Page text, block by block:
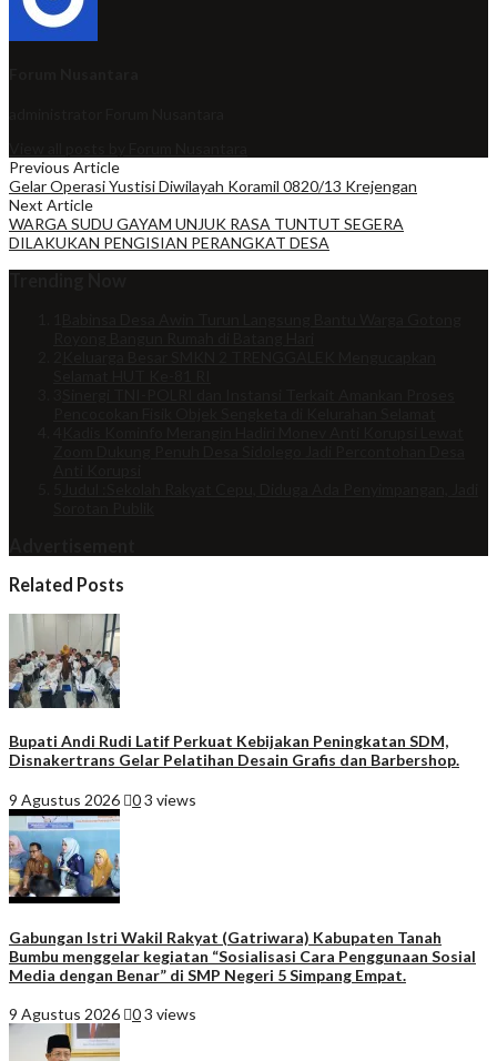
Previous Article
Gelar Operasi Yustisi Diwilayah Koramil 0820/13 Krejengan
Next Article
WARGA SUDU GAYAM UNJUK RASA TUNTUT SEGERA
DILAKUKAN PENGISIAN PERANGKAT DESA
Related Posts
Bupati Andi Rudi Latif Perkuat Kebijakan Peningkatan SDM,
Disnakertrans Gelar Pelatihan Desain Grafis dan Barbershop.
9 Agustus 2026 03 views
Gabungan Istri Wakil Rakyat (Gatriwara) Kabupaten Tanah
Bumbu menggelar kegiatan “Sosialisasi Cara Penggunaan Sosial
Media dengan Benar” di SMP Negeri 5 Simpang Empat.
9 Agustus 2026 03 views